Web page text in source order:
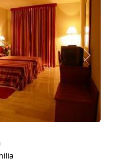
Weiter